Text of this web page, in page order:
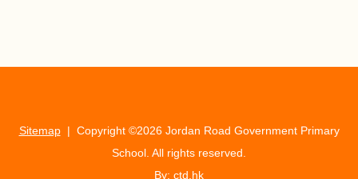
Sitemap| Copyright ©2026 Jordan Road Government Primary
School. All rights reserved.
By: ctd.hk